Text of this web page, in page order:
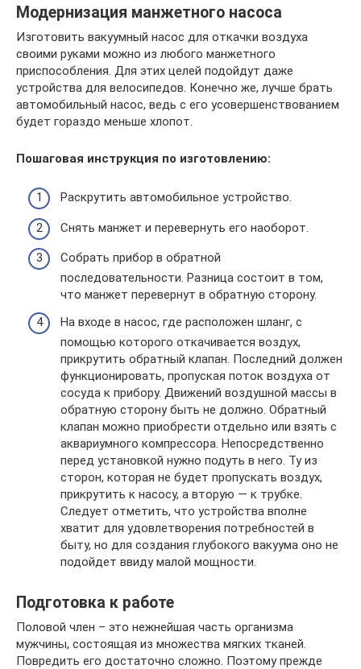
Модернизация манжетного насоса
Изготовить вакуумный насос для откачки воздуха
своими руками можно из любого манжетного
приспособления. Для этих целей подойдут даже
устройства для велосипедов. Конечно же, лучше брать
автомобильный насос, ведь с его усовершенствованием
будет гораздо меньше хлопот.
Пошаговая инструкция по изготовлению:
Раскрутить автомобильное устройство.
Снять манжет и перевернуть его наоборот.
Собрать прибор в обратной
последовательности. Разница состоит в том,
что манжет перевернут в обратную сторону.
На входе в насос, где расположен шланг, с
помощью которого откачивается воздух,
прикрутить обратный клапан. Последний должен
функционировать, пропуская поток воздуха от
сосуда к прибору. Движений воздушной массы в
обратную сторону быть не должно. Обратный
клапан можно приобрести отдельно или взять с
аквариумного компрессора. Непосредственно
перед установкой нужно подуть в него. Ту из
сторон, которая не будет пропускать воздух,
прикрутить к насосу, а вторую — к трубке.
Следует отметить, что устройства вполне
хватит для удовлетворения потребностей в
быту, но для создания глубокого вакуума оно не
подойдет ввиду малой мощности.
Подготовка к работе
Половой член – это нежнейшая часть организма
мужчины, состоящая из множества мягких тканей.
Повредить его достаточно сложно. Поэтому прежде